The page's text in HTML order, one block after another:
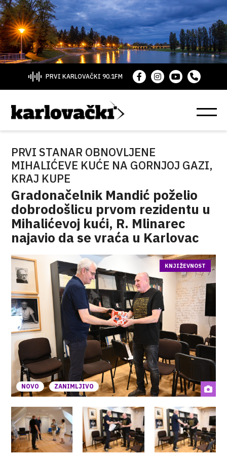
PRVI KARLOVAČKI 90.1FM
PRVI STANAR OBNOVLJENE
MIHALIĆEVE KUĆE NA GORNJOJ GAZI,
KRAJ KUPE
Gradonačelnik Mandić poželio
dobrodošlicu prvom rezidentu u
Mihalićevoj kući, R. Mlinarec
najavio da se vraća u Karlovac
NOVO ZANIMLJIVO
KNJIŽEVNOST